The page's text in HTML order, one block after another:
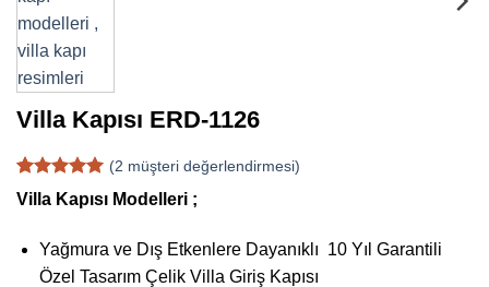
Villa Kapısı ERD-1126
3
müşteri
puanına
5 üzerinden
puan aldı
(2 müşteri değerlendirmesi)
Villa Kapısı Modelleri ;
Yağmura ve Dış Etkenlere Dayanıklı 10 Yıl Garantili
Özel Tasarım Çelik Villa Giriş Kapısı